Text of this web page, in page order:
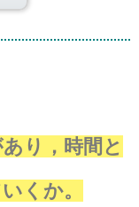
り，時間と
くか。